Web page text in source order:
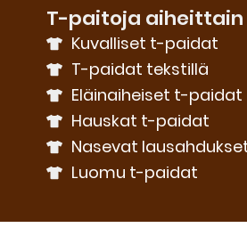
T-paitoja aiheittain
Kuvalliset t-paidat
T-paidat tekstillä
Eläinaiheiset t-paidat
Hauskat t-paidat
Nasevat
Luomu t-paidat